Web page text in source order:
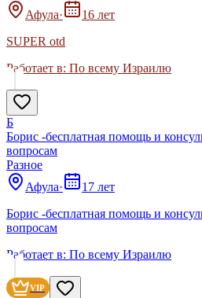
Афула·
16 лет
SUPER otd
Работает в: По всему Израилю
Б
Борис -бесплатная помощь и
вопросам
Разное
Афула·
17 лет
Борис -бесплатная помощь и
вопросам
Работает в: По всему Израилю
VIP